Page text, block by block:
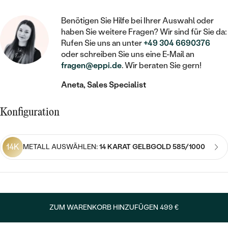
IM SET
NACH PREIS
GÜNSTIG
LUXURIÖSE
EINFASSEN
FARBIGE DIAMANTEN ZUM EINFASSEN
NACH EDELSTEIN
MIT DIAMANT
MIT MOISSANIT
MIT SCHWARZEN DIAMANTEN
SCHMUCK FÜR KINDER
BROSCHEN
SCHMUCKZUBEHÖR
GOLD
SILBER
PLATIN
DIAMANTSCHMUCK
PIERCINGS
NACH STEIN
MIT DIAMANT
MIT EDELSTEIN
PERLENOHRRINGE
LUXURIÖSE
MEDAILLON
KETTEN
HERZKETTEN
MIT TIEREN
MIT DIAMANT
PERLENKETTEN
NACH PREIS
SIEGELRINGE
PERSONALISIERT
NACH EDELSTEIN
MIT DIAMANT
PERLENRINGE
PREISWERTE
Benötigen Sie Hilfe bei Ihrer Auswahl oder
haben Sie weitere Fragen? Wir sind für Sie da:
Rufen Sie uns an unter+49 304 6690376
oder schreiben Sie uns eine E-Mail an
fragen@eppi.de. Wir beraten Sie gern!
Aneta, Sales Specialist
Konfiguration
14K METALL AUSWÄHLEN:14 KARAT GELBGOLD 585/1000
ZUM WARENKORB HINZUFÜGEN 499 €